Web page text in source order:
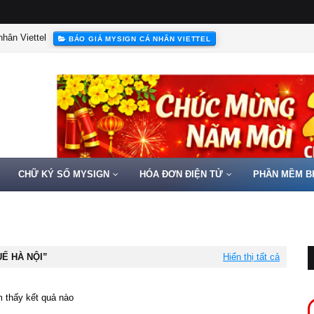
Viettel BÁO GIÁ MYSIGN CÁ NHÂN VIETTEL
CHỮ KÝ SỐ MYSIGN HÓA ĐƠN ĐIỆN TỬ PHẦN MỀM
HÀ NỘI Hiển thị tất cả
thấy kết quả nào